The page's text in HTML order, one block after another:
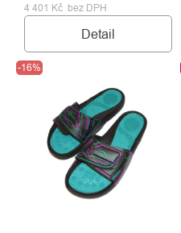
4 401 Kč bez DPH
Detail
-16%